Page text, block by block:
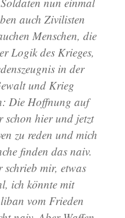
auch Zivilisten
Menschen, die
Logik des Krieges,
in der
und Krieg
Die Hoffnung auf
schon hier und jetzt
zu reden und mich
finden das naiv.
mir, etwas
ich könnte mit
vom Frieden